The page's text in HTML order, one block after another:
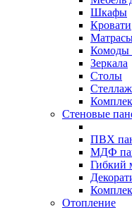
Шкафы
Кровати
Комоды
Зеркала
Столы
Стеновые
ПВХ
МДФ
Гибкий
Отопление